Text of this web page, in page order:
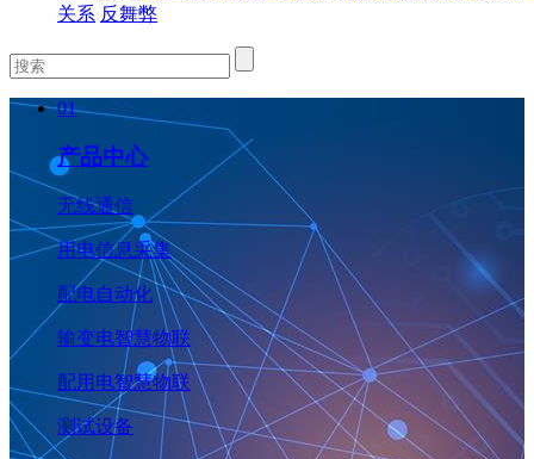
关系 反舞弊
01
产品中心
无线通信
用电信息采集
配电自动化
输变电智慧物联
配用电智慧物联
测试设备